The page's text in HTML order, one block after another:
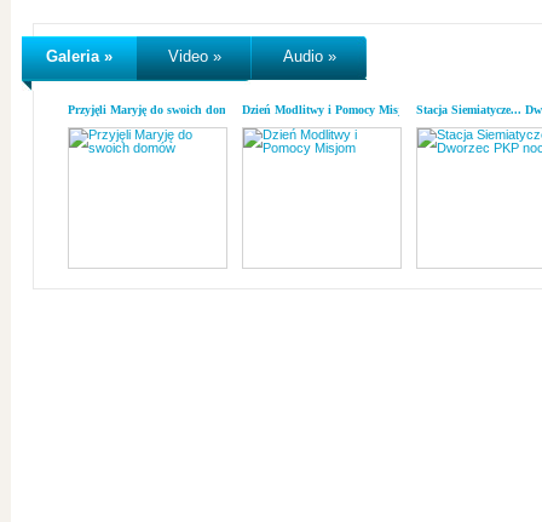
Galeria » Video » Audio »
Przyjęli Maryję do swoich domówDzień Modlitwy i Pomocy MisjomStacja Siemiatycze...